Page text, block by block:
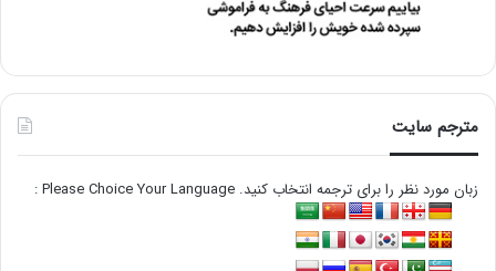
مترجم سایت
زبان مورد نظر را برای ترجمه انتخاب کنید. Please Choice Your Language :